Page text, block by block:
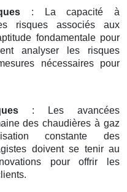
: La capacité à
risques associés aux
fondamentale pour
analyser les risques
nécessaires pour
: Les avancées
des chaudières à gaz
constante des
doivent se tenir au
pour offrir les